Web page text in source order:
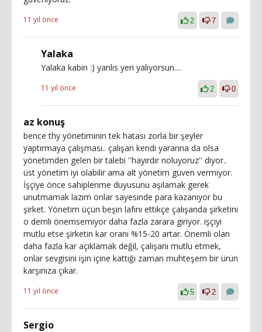
11 yıl önce 2 7
Yalaka
Yalaka kabin :) yanlıs yeri yalıyorsun....
11 yıl önce 2 0
az konuş
bence thy yönetiminin tek hatası zorla bir şeyler
yaptırmaya çalışması.. çalışan kendi yararına da olsa
yönetimden gelen bir talebi ''hayırdır noluyoruz'' diyor..
üst yönetim iyi olabilir ama alt yönetim güven vermiyor.
İşçiye önce sahiplenme duyusunu aşılamak gerek
unutmamak lazım onlar sayesinde para kazanıyor bu
şirket. Yönetim üçün beşin lafını ettikçe çalışanda şirketini
o demli önemsemiyor daha fazla zarara giriyor. işçiyi
mutlu etse şirketin kar oranı %15-20 artar. Önemli olan
daha fazla kar açıklamak değil, çalışanı mutlu etmek,
onlar sevgisini işin içine kattığı zaman muhteşem bir ürün
karşınıza çıkar.
11 yıl önce 5 2
Sergio